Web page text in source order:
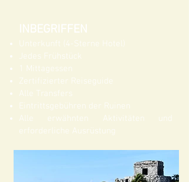
INBEGRIFFEN
Unterkunft (4-Sterne Hotel)
Jedes Frühstück
1 Mittagessen
Zertifizierter Reiseguide
Alle Transfers
Eintrittsgebühren der Ruinen
Alle erwähnten Aktivitäten und
erforderliche Ausrüstung